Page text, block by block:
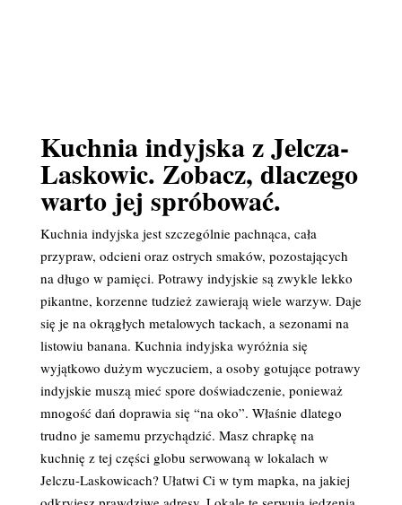
Kuchnia indyjska z Jelcza-
Laskowic. Zobacz, dlaczego
warto jej spróbować.
Kuchnia indyjska jest szczególnie pachnąca, cała
przypraw, odcieni oraz ostrych smaków, pozostających
na długo w pamięci. Potrawy indyjskie są zwykle lekko
pikantne, korzenne tudzież zawierają wiele warzyw. Daje
się je na okrągłych metalowych tackach, a sezonami na
listowiu banana. Kuchnia indyjska wyróżnia się
wyjątkowo dużym wyczuciem, a osoby gotujące potrawy
indyjskie muszą mieć spore doświadczenie, ponieważ
mnogość dań doprawia się “na oko”. Właśnie dlatego
trudno je samemu przychądzić. Masz chrapkę na
kuchnię z tej części globu serwowaną w lokalach w
Jelczu-Laskowicach? Ułatwi Ci w tym mapka, na jakiej